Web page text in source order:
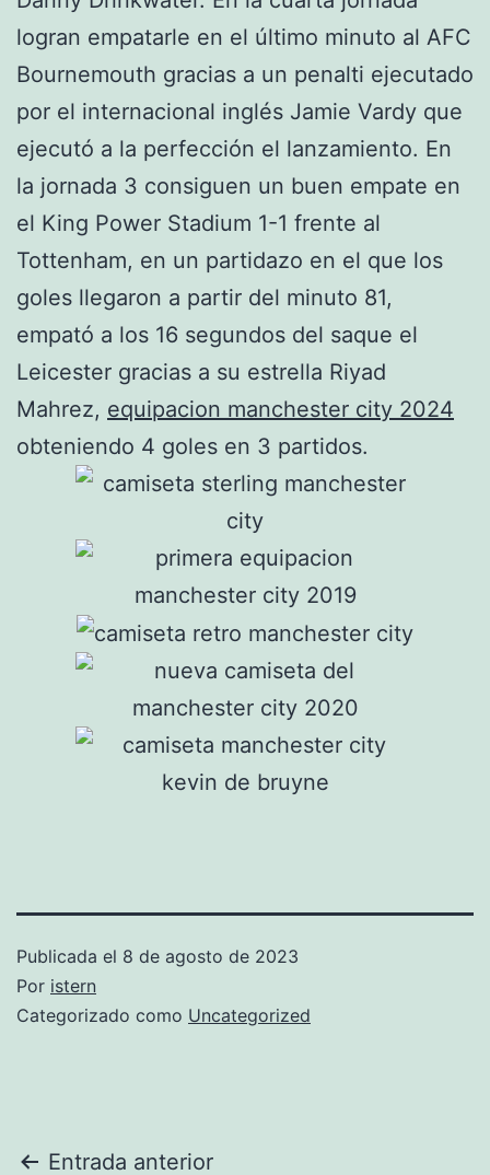
logran empatarle en el último minuto al AFC
Bournemouth gracias a un penalti ejecutado
por el internacional inglés Jamie Vardy que
ejecutó a la perfección el lanzamiento. En
la jornada 3 consiguen un buen empate en
el King Power Stadium 1-1 frente al
Tottenham, en un partidazo en el que los
goles llegaron a partir del minuto 81,
empató a los 16 segundos del saque el
Leicester gracias a su estrella Riyad
Mahrez, equipacion manchester city 2024
obteniendo 4 goles en 3 partidos.
Publicada el 8 de agosto de 2023
Por istern
Categorizado como Uncategorized
Entrada anterior